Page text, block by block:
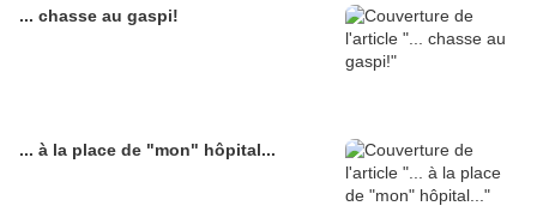
... chasse au gaspi!
... à la place de "mon" hôpital...